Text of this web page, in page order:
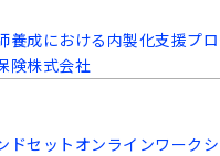
養成における内製化支援プ
険株式会社
ドセットオンラインワーク